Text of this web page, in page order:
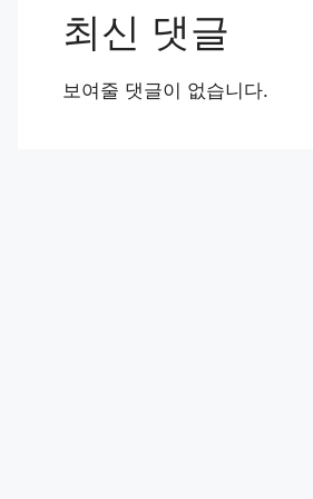
최신 댓글
보여줄 댓글이 없습니다.